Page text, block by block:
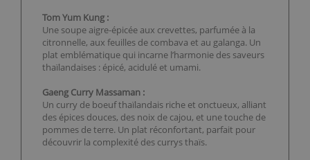
Tom Yum Kung :
Une soupe aigre-épicée aux crevettes, parfumée à la
citronnelle, aux feuilles de combava et au galanga. Un
plat emblématique qui incarne l’harmonie des saveurs
thaïlandaises : épicé, acidulé et umami.
Gaeng Curry Massaman :
Un curry de boeuf thaïlandais riche et onctueux, alliant
des épices douces, des noix de cajou, et une touche de
pommes de terre. Un plat réconfortant, parfait pour
découvrir la complexité des currys thaïs.